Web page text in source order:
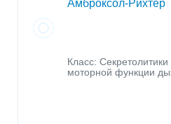
Амброксол-Рихтер
Класс:
моторной функции